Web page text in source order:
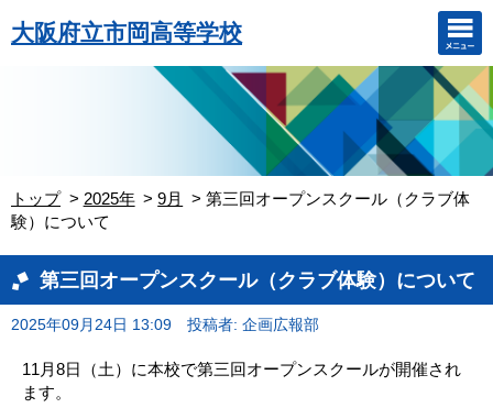
大阪府立市岡高等学校
トップ 2025年 9月
第三回オープンスクール（クラブ体
験）について
第三回オープンスクール（クラブ体験）について
2025年09月24日 13:09 投稿者: 企画広報部
11月8日（土）に本校で第三回オープンスクールが開催され
ます。